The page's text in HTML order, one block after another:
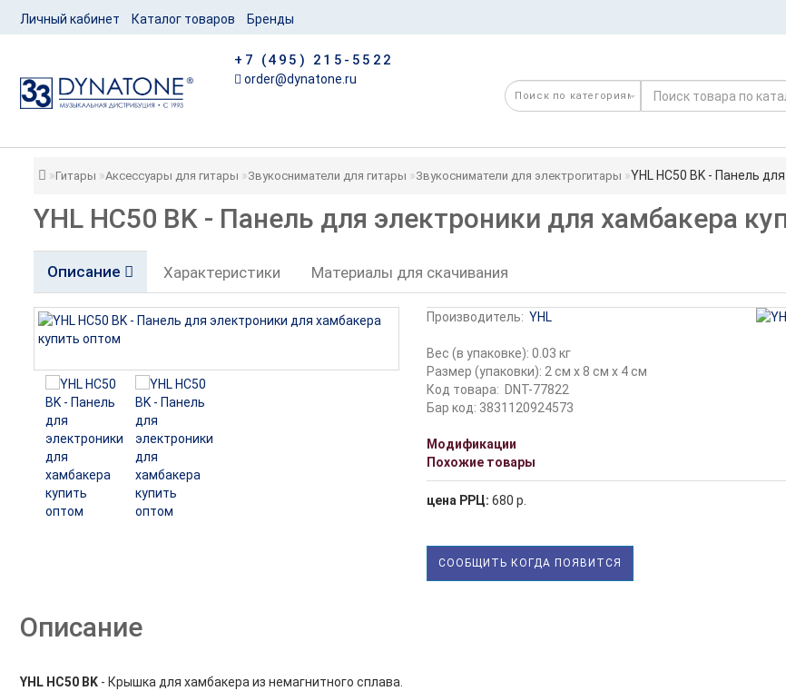
Личный кабинет Каталог товаров Бренды
+7 (495) 215-5522
order@dynatone.ru
Гитары Аксессуары для гитары Звукосниматели для гитары Звукосниматели для электрогитары YHL HC50 BK - Панель
YHL HC50 BK - Панель для электроники для хамбакера
Описание Характеристики Материалы для скачивания
Производитель: YHL
Вес (в упаковке): 0.03 кг
Размер (упаковки): 2 см x 8 см x 4 см
Код товара: DNT-77822
Бар код: 3831120924573
Модификации
Похожие товары
цена РРЦ: 680 р.
СООБЩИТЬ КОГДА ПОЯВИТСЯ
Описание
YHL HC50 BK- Крышка для хамбакера из немагнитного сплава.